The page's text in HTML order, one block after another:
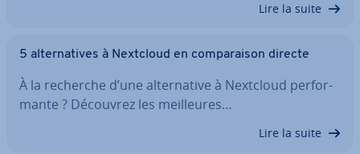
Lire la suite
5 al­ter­na­tives à Nextcloud en com­pa­rai­son directe
À la recherche d’une al­ter­na­tive à Nextcloud per­for­
mante ? Découvrez les meil­leures…
Lire la suite